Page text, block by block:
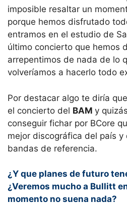
imposible resaltar un
porque hemos disfrutado
entramos en el estudio de
último concierto que hemos
arrepentimos de nada de lo
volveríamos a hacerlo todo
Por destacar algo te diría
el concierto del BAM y
conseguir fichar por BCore
mejor discográfica del país y
bandas de referencia.
¿Y que planes de futuro
¿Veremos mucho a Bullitt
momento no suena nada?